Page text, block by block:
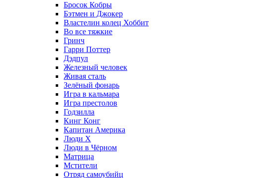
Бросок Кобры
Бэтмен и Джокер
Властелин колец Хоббит
Во все тяжкие
Гринч
Гарри Поттер
Дэдпул
Железный человек
Живая сталь
Зелёный фонарь
Игра в кальмара
Игра престолов
Годзилла
Кинг Конг
Капитан Америка
Люди X
Люди в Чёрном
Матрица
Мстители
Отряд самоубийц